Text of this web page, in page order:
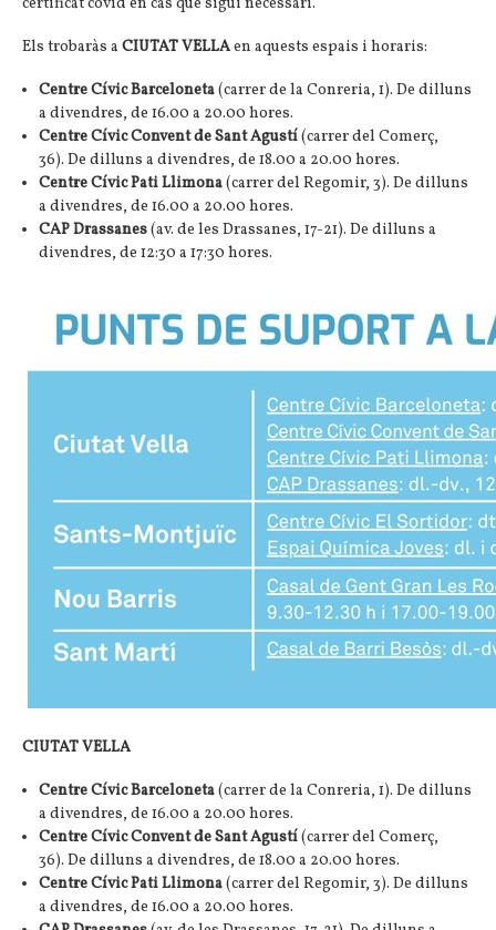
Els trobaràs a CIUTAT VELLAen aquests espais i horaris:
Centre Cívic Barceloneta(carrer de la Conreria, 1). De dilluns
a divendres, de 16.00 a 20.00 hores.
Centre Cívic Convent de Sant Agustí(carrer del Comerç,
36). De dilluns a divendres, de 18.00 a 20.00 hores.
Centre Cívic Pati Llimona(carrer del Regomir, 3). De dilluns
a divendres, de 16.00 a 20.00 hores.
CAP Drassanes(av. de les Drassanes, 17-21). De dilluns a
divendres, de 12:30 a 17:30 hores.
CIUTAT VELLA
Centre Cívic Barceloneta(carrer de la Conreria, 1). De dilluns
a divendres, de 16.00 a 20.00 hores.
Centre Cívic Convent de Sant Agustí(carrer del Comerç,
36). De dilluns a divendres, de 18.00 a 20.00 hores.
Centre Cívic Pati Llimona(carrer del Regomir, 3). De dilluns
a divendres, de 16.00 a 20.00 hores.